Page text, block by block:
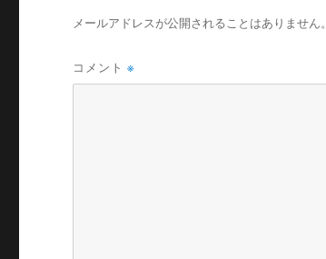
メールアドレスが公開されることはありません。
コメント※